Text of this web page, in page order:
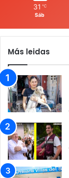
31 ℃
Sáb
Más leidas